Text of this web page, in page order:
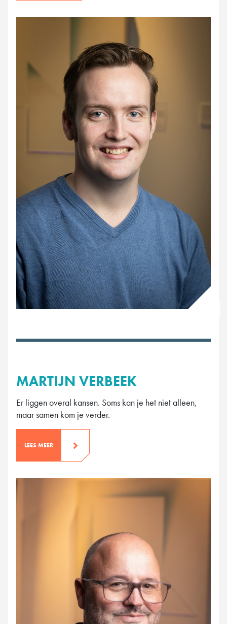
MARTIJN VERBEEK
Er liggen overal kansen. Soms kan je het niet alleen,
maar samen kom je verder.
LEES MEER